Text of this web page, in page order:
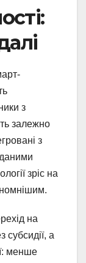
з
залежно
з
зріс на
на
а
менше